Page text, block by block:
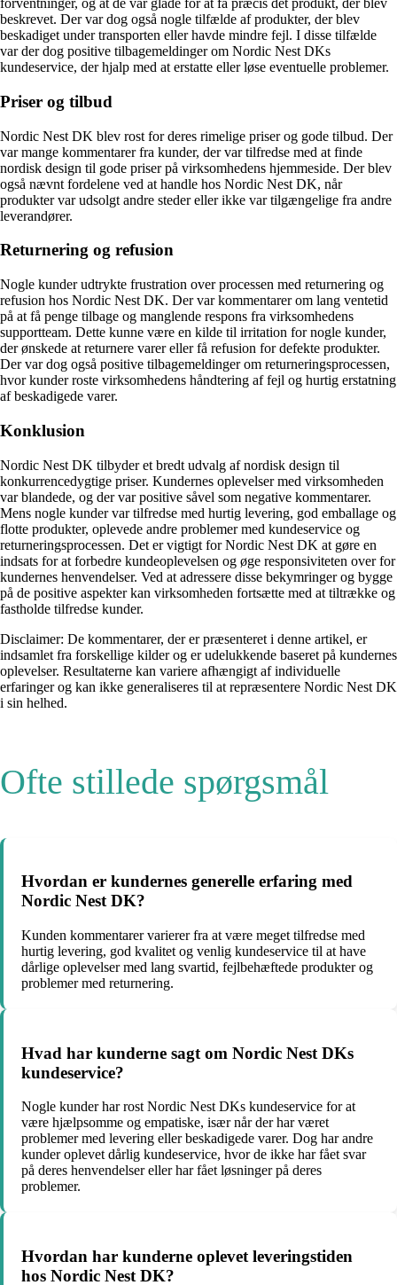
forventninger, og at de var glade for at få præcis det produkt, der blev
beskrevet. Der var dog også nogle tilfælde af produkter, der blev
beskadiget under transporten eller havde mindre fejl. I disse tilfælde
var der dog positive tilbagemeldinger om Nordic Nest DKs
kundeservice, der hjalp med at erstatte eller løse eventuelle problemer.
Priser og tilbud
Nordic Nest DK blev rost for deres rimelige priser og gode tilbud. Der
var mange kommentarer fra kunder, der var tilfredse med at finde
nordisk design til gode priser på virksomhedens hjemmeside. Der blev
også nævnt fordelene ved at handle hos Nordic Nest DK, når
produkter var udsolgt andre steder eller ikke var tilgængelige fra andre
leverandører.
Returnering og refusion
Nogle kunder udtrykte frustration over processen med returnering og
refusion hos Nordic Nest DK. Der var kommentarer om lang ventetid
på at få penge tilbage og manglende respons fra virksomhedens
supportteam. Dette kunne være en kilde til irritation for nogle kunder,
der ønskede at returnere varer eller få refusion for defekte produkter.
Der var dog også positive tilbagemeldinger om returneringsprocessen,
hvor kunder roste virksomhedens håndtering af fejl og hurtig erstatning
af beskadigede varer.
Konklusion
Nordic Nest DK tilbyder et bredt udvalg af nordisk design til
konkurrencedygtige priser. Kundernes oplevelser med virksomheden
var blandede, og der var positive såvel som negative kommentarer.
Mens nogle kunder var tilfredse med hurtig levering, god emballage og
flotte produkter, oplevede andre problemer med kundeservice og
returneringsprocessen. Det er vigtigt for Nordic Nest DK at gøre en
indsats for at forbedre kundeoplevelsen og øge responsiviteten over for
kundernes henvendelser. Ved at adressere disse bekymringer og bygge
på de positive aspekter kan virksomheden fortsætte med at tiltrække og
fastholde tilfredse kunder.
Disclaimer: De kommentarer, der er præsenteret i denne artikel, er
indsamlet fra forskellige kilder og er udelukkende baseret på kundernes
oplevelser. Resultaterne kan variere afhængigt af individuelle
erfaringer og kan ikke generaliseres til at repræsentere Nordic Nest DK
i sin helhed.
Ofte stillede spørgsmål
Hvordan er kundernes generelle erfaring med
Nordic Nest DK?
Kunden kommentarer varierer fra at være meget tilfredse med
hurtig levering, god kvalitet og venlig kundeservice til at have
dårlige oplevelser med lang svartid, fejlbehæftede produkter og
problemer med returnering.
Hvad har kunderne sagt om Nordic Nest DKs
kundeservice?
Nogle kunder har rost Nordic Nest DKs kundeservice for at
være hjælpsomme og empatiske, især når der har været
problemer med levering eller beskadigede varer. Dog har andre
kunder oplevet dårlig kundeservice, hvor de ikke har fået svar
på deres henvendelser eller har fået løsninger på deres
problemer.
Hvordan har kunderne oplevet leveringstiden
hos Nordic Nest DK?